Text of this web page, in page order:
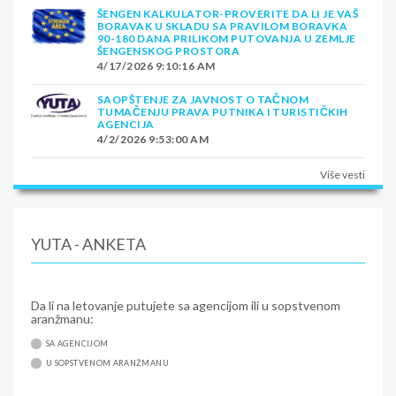
Nacionalna opera, Karlov trg, crkva Sv.Mihaila, veliki
bazar, Marienplac. Slobodno vreme ili mogućnost
organizovanja fakultativnog obilaska dvorca
Nimfenburg– letnje rezidencije dinastije Vitelsbah
(odlazak gradskim prevozom). U večernjim časovima
polazak za Srbiju.Noćna vožnjakroz Nemačku, Austriju i
Mađarsku prema Beogradu.
9. dan NOVI SAD - BEOGRAD
Dolazak uNovi Sad iBeogradu prepodnevnim
SMENE
NAPOMENE O CENI
U CENU JE UKLJUČENO
ŠENGEN KALKULATOR-PROVERITE DA LI JE VAŠ
BORAVAK U SKLADU SA PRAVILOM BORAVKA
90-180 DANA PRILIKOM PUTOVANJA U ZEMLJE
ŠENGENSKOG PROSTORA
4/17/2026 9:10:16 AM
SAOPŠTENJE ZA JAVNOST O TAČNOM
TUMAČENJU PRAVA PUTNIKA I TURISTIČKIH
AGENCIJA
4/2/2026 9:53:00 AM
Više vesti
YUTA - ANKETA
Da li na letovanje putujete sa agencijom ili u sopstvenom
aranžmanu:
SA AGENCIJOM
U SOPSTVENOM ARANŽMANU